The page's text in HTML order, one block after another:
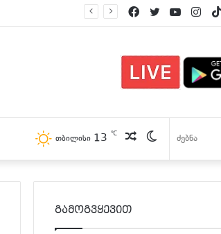
YouTube
Twitter
Facebook
Switch
skin
პოსტები
თბილისი 13 ℃
გამოგვყევით